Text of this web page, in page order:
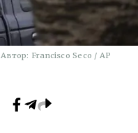
Автор: Francisco Seco / AP